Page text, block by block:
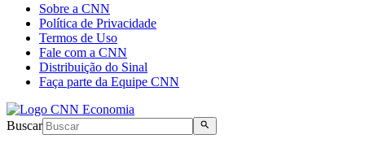
Sobre a CNN
Política de Privacidade
Termos de Uso
Fale com a CNN
Distribuição do Sinal
Faça parte da Equipe CNN
Buscar